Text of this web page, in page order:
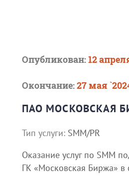
Опубликован:12
Окончание:27 мая
ПАО МОСКОВСКАЯ
Тип услуги: SMM/PR
Оказание услуг по SMM
ГК «Московская Биржа» в